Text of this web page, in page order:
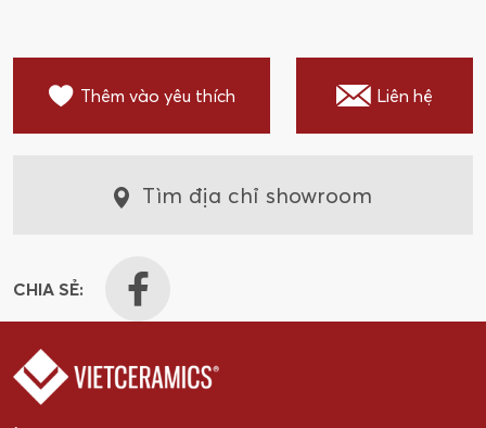
Thêm vào yêu thích Liên hệ
Tìm địa chỉ showroom
CHIA SẺ: